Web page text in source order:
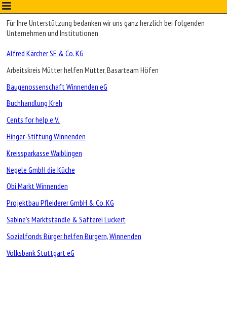
Direkt zum Inhalt
Für Ihre Unterstützung bedanken wir uns ganz herzlich bei folgenden
Unternehmen und Institutionen
Alfred Kärcher SE & Co. KG
Arbeitskreis Mütter helfen Mütter, Basarteam Höfen
Baugenossenschaft Winnenden eG
Buchhandlung Kreh
Cents for help e.V.
Hinger-Stiftung Winnenden
Kreissparkasse Waiblingen
Negele GmbH die Küche
Obi Markt Winnenden
Projektbau Pfleiderer GmbH & Co. KG
Sabine's Marktständle & Safterei Luckert
Sozialfonds Bürger helfen Bürgern, Winnenden
Volksbank Stuttgart eG